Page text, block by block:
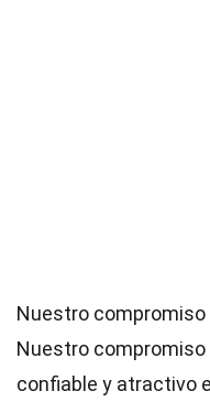
Nuestro
Nuestro
confiable y atractivo